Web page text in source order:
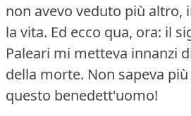
non avevo veduto più altro,
la vita. Ed ecco qua, ora: il
Paleari mi metteva innanzi
della morte. Non sapeva
questo benedett'uomo!